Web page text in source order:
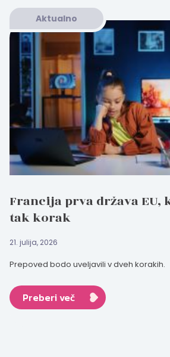
Aktualno
Francija prva država EU,
tak korak
21. julija, 2026
Prepoved bodo uveljavili v dveh korakih.
Preberi več